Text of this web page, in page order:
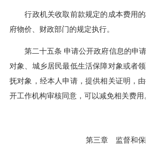
行政机关收取前款规定的成本费用的
府物价、财政部门的规定执行。
第二十五条 申请公开政府信息的申请
对象、城乡居民最低生活保障对象或者
抚对象，经本人申请，提供相关证明，
开工作机构审核同意，可以减免相关费用
第三章 监督和保